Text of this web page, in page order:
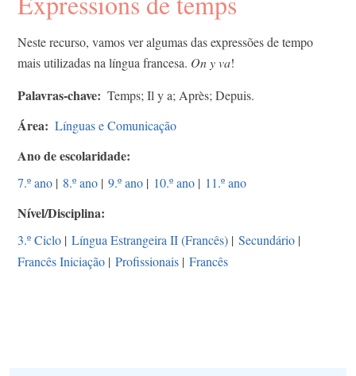
Neste recurso, vamos ver algumas das expressões de tempo
mais utilizadas na língua francesa. On y va!
Palavras-chave Temps; Il y a; Après; Depuis.
Área Línguas e Comunicação
Ano de escolaridade
7.º ano | 8.º ano | 9.º ano | 10.º ano | 11.º ano
Nível/Disciplina
3.º Ciclo | Língua Estrangeira II (Francês) | Secundário |
Francês Iniciação | Profissionais | Francês